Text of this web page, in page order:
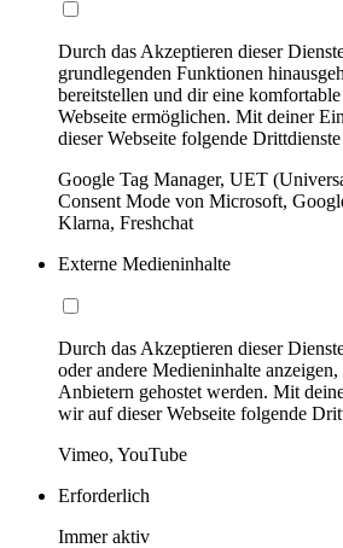
Durch das Akzeptieren dieser
grundlegenden Funktionen
bereitstellen und dir eine
Webseite ermöglichen. Mit deiner
dieser Webseite folgende
Google Tag Manager, UET
Consent Mode von Microsoft,
Klarna, Freshchat
Externe Medieninhalte
Durch das Akzeptieren dieser
oder andere Medieninhalte
Anbietern gehostet werden. Mit
wir auf dieser Webseite folgende
Vimeo, YouTube
Erforderlich
Immer aktiv